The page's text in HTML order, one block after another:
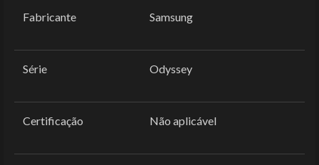
Fabricante ‎Samsung
Série ‎Odyssey
Certificação ‎Não aplicável